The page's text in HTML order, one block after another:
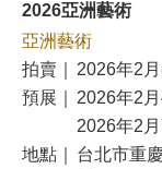
2026亞洲藝術
亞洲藝術
拍賣｜
2026年2
預展｜
2026年2
2026年2
地點｜
台北市重